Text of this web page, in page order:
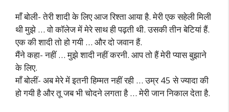
माँ बोली- तेरी शादी के लिए आज रिश्ता आया है. मेरी एक सहेली मिली
थी मुझे … वो कॉलेज में मेरे साथ ही पढ़ती थी. उसकी तीन बेटियां हैं.
एक की शादी तो हो गयी … और दो जवान हैं.
मैंने कहा- नहीं … मुझे शादी नहीं करनी. आप तो हैं मेरी प्यास बुझाने
के लिए.
माँ बोलीं- अब मेरे में इतनी हिम्मत नहीं रही … उम्र 45 से ज्यादा की
हो गयी है और तू जब भी चोदने लगता है … मेरी जान निकाल देता है.